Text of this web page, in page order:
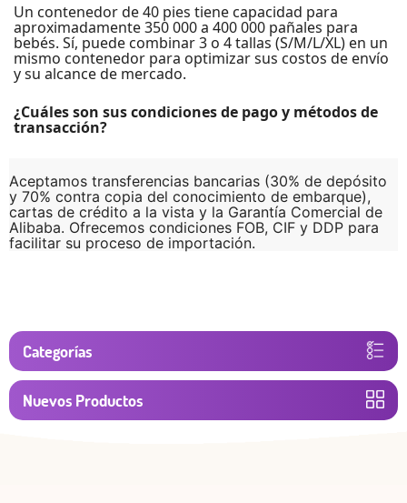
Un contenedor de 40 pies tiene capacidad para
aproximadamente 350 000 a 400 000 pañales para
bebés. Sí, puede combinar 3 o 4 tallas (S/M/L/XL) en un
mismo contenedor para optimizar sus costos de envío
¿Cuáles son sus condiciones de pago y métodos de
transacción?
Aceptamos transferencias bancarias (30% de depósito
y 70% contra copia del conocimiento de embarque),
cartas de crédito a la vista y la Garantía Comercial de
Alibaba. Ofrecemos condiciones FOB, CIF y DDP para
Categorías
Nuevos Productos